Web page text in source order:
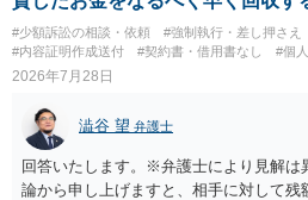
す。 その際には、訴訟に要する費用その
いても併せて請求する予定ですので、あ
求めるものにすぎません。貴殿の仕入先
の内部事情は、私に対する返還義務の発
及ぼすものではありません。 これ以上
せることなく、誠意をもって速やかに
#少額訴訟の相談・依頼 #強制執行・差し押さえ
#内容証明作成送付
#契約書・借用書なし #個
2026年7月28日
澁谷 望 弁護士
回答いたします。※弁護士により見解は
論から申し上げますと、相手に対して残